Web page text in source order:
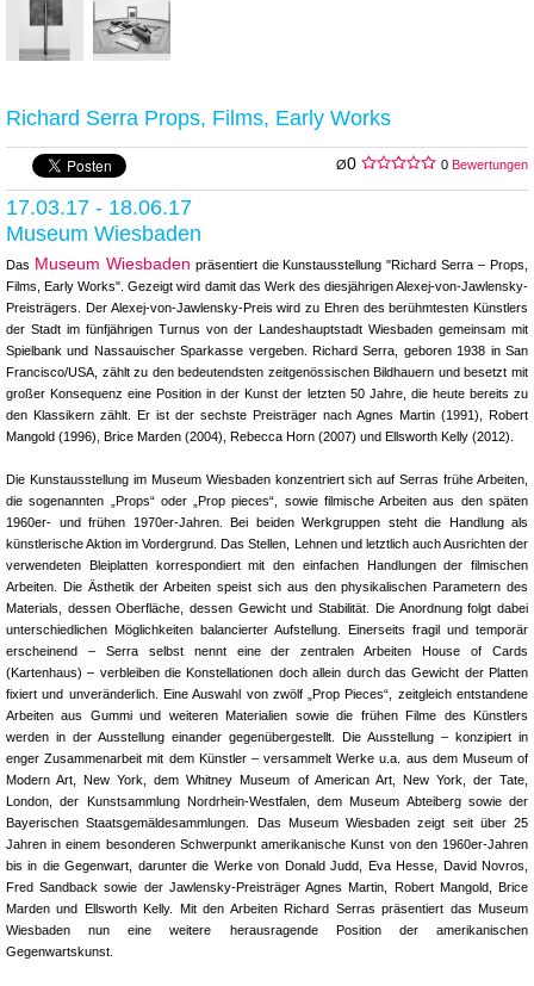
Richard Serra Props, Films, Early Works
Ø0 0 Bewertungen
17.03.17 - 18.06.17
Museum Wiesbaden
Das Museum Wiesbaden präsentiert die Kunstausstellung "Richard Serra – Props,
Films, Early Works". Gezeigt wird damit das Werk des diesjährigen Alexej-von-Jawlensky-
Preisträgers. Der Alexej-von-Jawlensky-Preis wird zu Ehren des berühmtesten Künstlers
der Stadt im fünfjährigen Turnus von der Landeshauptstadt Wiesbaden gemeinsam mit
Spielbank und Nassauischer Sparkasse vergeben. Richard Serra, geboren 1938 in San
Francisco/USA, zählt zu den bedeutendsten zeitgenössischen Bildhauern und besetzt mit
großer Konsequenz eine Position in der Kunst der letzten 50 Jahre, die heute bereits zu
den Klassikern zählt. Er ist der sechste Preisträger nach Agnes Martin (1991), Robert
Mangold (1996), Brice Marden (2004), Rebecca Horn (2007) und Ellsworth Kelly (2012).
Die Kunstausstellung im Museum Wiesbaden konzentriert sich auf Serras frühe Arbeiten,
die sogenannten „Props“ oder „Prop pieces“, sowie filmische Arbeiten aus den späten
1960er- und frühen 1970er-Jahren. Bei beiden Werkgruppen steht die Handlung als
künstlerische Aktion im Vordergrund. Das Stellen, Lehnen und letztlich auch Ausrichten der
verwendeten Bleiplatten korrespondiert mit den einfachen Handlungen der filmischen
Arbeiten. Die Ästhetik der Arbeiten speist sich aus den physikalischen Parametern des
Materials, dessen Oberfläche, dessen Gewicht und Stabilität. Die Anordnung folgt dabei
unterschiedlichen Möglichkeiten balancierter Aufstellung. Einerseits fragil und temporär
erscheinend – Serra selbst nennt eine der zentralen Arbeiten House of Cards
(Kartenhaus) – verbleiben die Konstellationen doch allein durch das Gewicht der Platten
fixiert und unveränderlich. Eine Auswahl von zwölf „Prop Pieces“, zeitgleich entstandene
Arbeiten aus Gummi und weiteren Materialien sowie die frühen Filme des Künstlers
werden in der Ausstellung einander gegenübergestellt. Die Ausstellung – konzipiert in
enger Zusammenarbeit mit dem Künstler – versammelt Werke u.a. aus dem Museum of
Modern Art, New York, dem Whitney Museum of American Art, New York, der Tate,
London, der Kunstsammlung Nordrhein-Westfalen, dem Museum Abteiberg sowie der
Bayerischen Staatsgemäldesammlungen. Das Museum Wiesbaden zeigt seit über 25
Jahren in einem besonderen Schwerpunkt amerikanische Kunst von den 1960er-Jahren
bis in die Gegenwart, darunter die Werke von Donald Judd, Eva Hesse, David Novros,
Fred Sandback sowie der Jawlensky-Preisträger Agnes Martin, Robert Mangold, Brice
Marden und Ellsworth Kelly. Mit den Arbeiten Richard Serras präsentiert das Museum
Wiesbaden nun eine weitere herausragende Position der amerikanischen
Gegenwartskunst.